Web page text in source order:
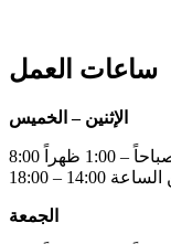
ساعات العمل
الإثنين – الخميس
صباحاً – 1:00 ظهراً
14:00 – 18:00
الجمعة